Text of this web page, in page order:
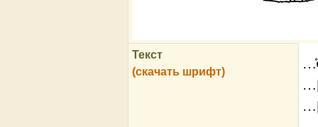
Текст
(скачать шрифт)